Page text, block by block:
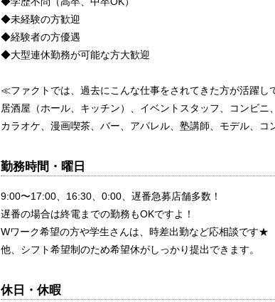
◆未経験の方歓迎
◆経験者の方優遇
◆大型連休勤務が可能な方大歓迎
≪ファクトでは、過去にこんな仕事をされてきた方が活躍し
居酒屋（ホール、キッチン）、イベントスタッフ、コンビニ
カラオケ、漫画喫茶、バー、アパレル、塾講師、モデル、コ
勤務時間・曜日
9:00〜17:00、16:30、0:00、遅番急募店舗多数！
遅番の場合は終電までの勤務もOKですよ！
Wワーク希望の方や学生さんは、時差出勤など応相談です★
他、シフト希望制のため希望休がしっかり提出できます。
休日・休暇